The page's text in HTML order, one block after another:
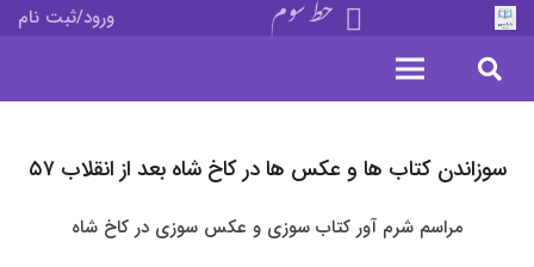
خط سوم ورود/ثبت نام
سوزاندن کتاب ها و عکس ها در کاخ شاه بعد از انقلاب ۵۷
مراسم شرم آور کتاب سوزی و عکس سوزی در کاخ شاه